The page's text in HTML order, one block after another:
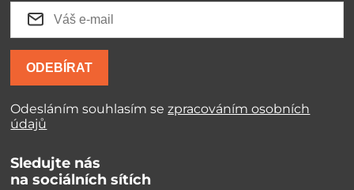
ODEBÍRAT
Odesláním souhlasím sezpracováním osobních
údajů
Sledujte nás
na sociálních sítích